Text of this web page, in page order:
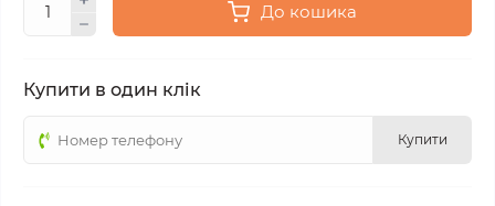
До кошика
Купити в один клік
Купити